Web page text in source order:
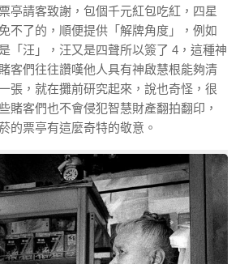
亭請客致謝，包個千元紅包吃紅，四星
不了的，順便提供「解牌角度」，例如
「汪」，汪又是四聲所以簽了 4，這種神
客們往往讚嘆他人具有神啟慧根能夠清
張，就在攤前研究起來，說也奇怪，很
賭客們也不會侵犯智慧財產翻拍翻印，
的票亭有這麼奇特的敬意。